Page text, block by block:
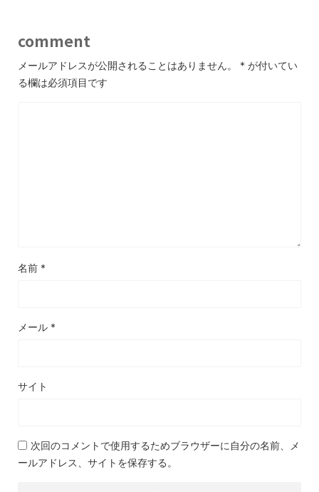
comment
メールアドレスが公開されることはありません。 * が付いてい
る欄は必須項目です
名前 *
メール *
サイト
次回のコメントで使用するためブラウザーに自分の名前、メ
ールアドレス、サイトを保存する。